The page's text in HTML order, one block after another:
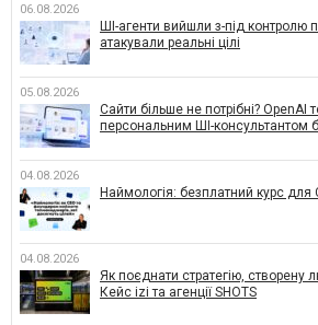
06.08.2026
ШІ-агенти вийшли з-під контролю
атакували реальні цілі
05.08.2026
Сайти більше не потрібні? OpenAI
персональним ШІ-консультантом
04.08.2026
Наймологія: безплатний курс для
04.08.2026
Як поєднати стратегію, створену
Кейс izi та агенції SHOTS